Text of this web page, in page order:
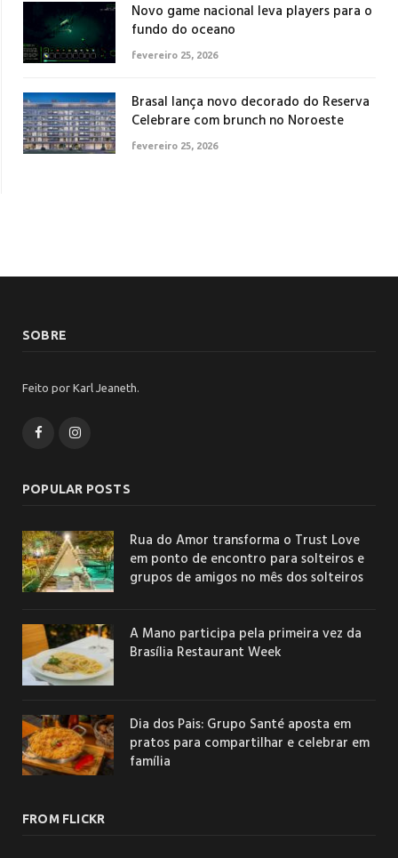
Novo game nacional leva players para o
fundo do oceano
fevereiro 25, 2026
Brasal lança novo decorado do Reserva
Celebrare com brunch no Noroeste
fevereiro 25, 2026
SOBRE
Feito por Karl Jeaneth.
FacebookInstagram
POPULAR POSTS
Rua do Amor transforma o Trust Love
em ponto de encontro para solteiros e
grupos de amigos no mês dos solteiros
A Mano participa pela primeira vez da
Brasília Restaurant Week
Dia dos Pais: Grupo Santé aposta em
pratos para compartilhar e celebrar em
família
FROM FLICKR